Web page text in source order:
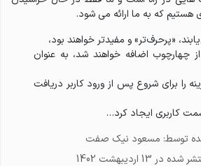
که به ما ارائه می شود.
«پرحرف‌تر» و مفیدتر خواهند بود،
چهارچوب اضافه خواهند شد، به عنوان
را برای شروع پس از ورود کاربر دریافت
کاربری ایجاد کرد…
توسط: مسعود نیک صفت
شده در 13 ارديبهشت 1402